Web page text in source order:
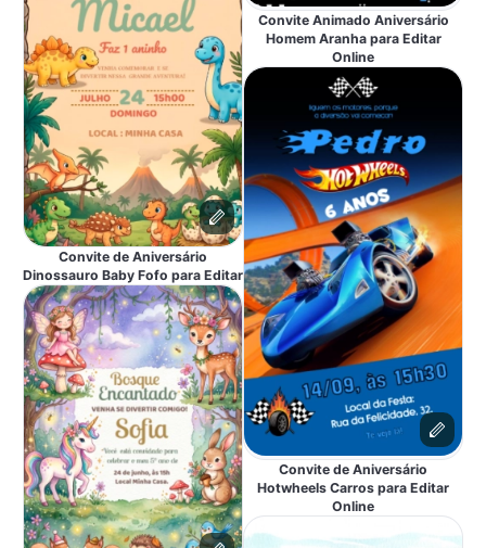
Convite de Aniversário
Dinossauro Baby Fofo para Editar
Convite Animado Aniversário
Homem Aranha para Editar
Online
Convite de Aniversário
Hotwheels Carros para Editar
Online